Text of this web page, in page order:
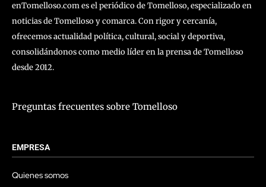
enTomelloso.com es el periódico de Tomelloso, especializado en
noticias de Tomelloso y comarca. Con rigor y cercanía,
ofrecemos actualidad política, cultural, social y deportiva,
consolidándonos como medio líder en la prensa de Tomelloso
desde 2012.
Preguntas frecuentes sobre Tomelloso
EMPRESA
Quienes somos